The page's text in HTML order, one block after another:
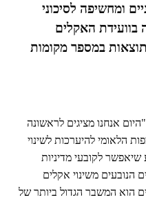
ומחשיפה לסיכוני
האקלים
במספר מקומות
"היום אנחנו מציגים לראשונה
הלאומי להיערכות לשינוי
לקובעי מדיניות
הנובעים משינוי אקלים
הוא המשבר הגדול ביותר של